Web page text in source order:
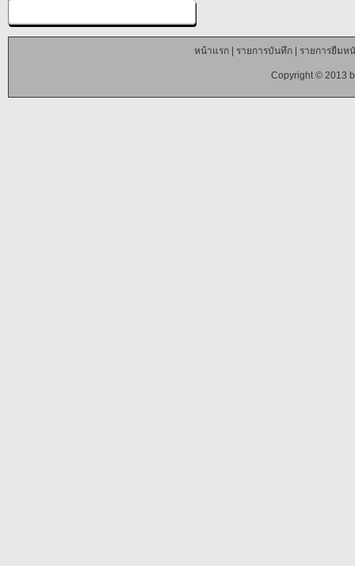
หน้าแรก| รายการบันทึก| รายการยืมห
Copyright © 2013